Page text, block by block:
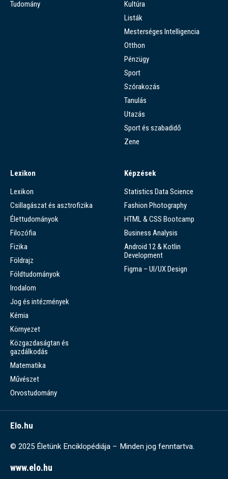
Tudomány
Kultúra
Listák
Mesterséges Intelligencia
Otthon
Pénzügy
Sport
Szórakozás
Tanulás
Utazás
Sport és szabadidő
Zene
Lexikon
Lexikon
Csillagászat és asztrofizika
Élettudományok
Filozófia
Fizika
Földrajz
Földtudományok
Irodalom
Jog és intézmények
Kémia
Környezet
Közgazdaságtan és
gazdálkodás
Matematika
Művészet
Orvostudomány
Képzések
Statistics Data Science
Fashion Photography
HTML & CSS Bootcamp
Business Analysis
Android 12 & Kotlin
Development
Figma – UI/UX Design
Elo.hu
© 2025 Életünk Enciklopédiája – Minden jog fenntartva.
www.elo.hu